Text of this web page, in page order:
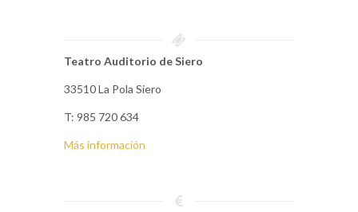
Teatro Auditorio de Siero
33510 La Pola Siero
T: 985 720 634
Más información